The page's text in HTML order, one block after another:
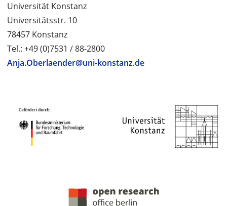
Universität Konstanz
Universitätsstr. 10
78457 Konstanz
Tel.: +49 (0)7531 / 88-2800
Anja.Oberlaender@uni-konstanz.de